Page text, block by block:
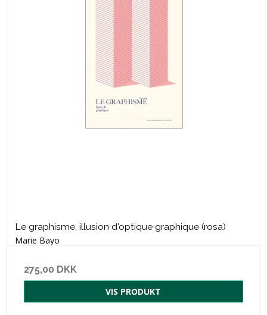
Le graphisme, illusion d'optique graphique (rosa)
Marie Bayo
275,00 DKK
VIS PRODUKT